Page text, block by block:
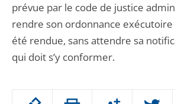
Passer
prévue par le code de justice
rendre son ordonnance exécutoire
été rendue, sans attendre sa
qui doit s’y conformer.